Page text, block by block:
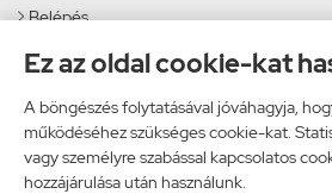
Ez az oldal cookie-kat
A böngészés folytatásával jóváhagyja,
működéséhez szükséges cookie-kat.
vagy személyre szabással kapcsolatos
hozzájárulása után használunk.
 Belépés
Adatmódosítás
Eddigi rendeléseim
Kedvenc termékek